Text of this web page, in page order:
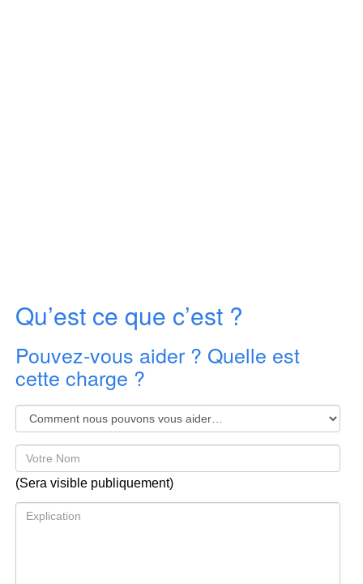
Qu’est ce que c’est ?
Pouvez-vous aider ? Quelle est
cette charge ?
(Sera visible publiquement)